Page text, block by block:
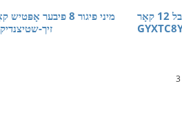
GYXTC8Y זיך-שטיצנדיק
מיני פיגור 8 פיבער אָפּטיש קאַבל 12 קאָר